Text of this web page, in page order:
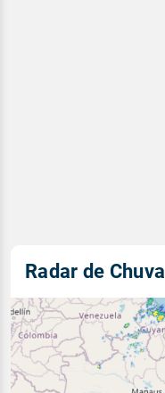
Radar de Chuva